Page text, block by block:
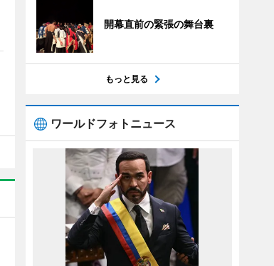
開幕直前の緊張の舞台裏
もっと見る
ワールドフォトニュース